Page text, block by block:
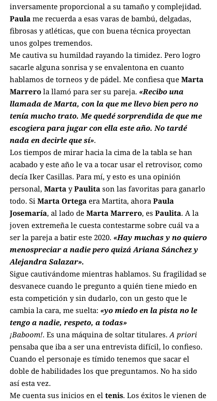
inversamente proporcional a su tamaño y complejidad.
Paula me recuerda a esas varas de bambú, delgadas,
fibrosas y atléticas, que con buena técnica proyectan
unos golpes tremendos.
Me cautiva su humildad rayando la timidez. Pero logro
sacarle alguna sonrisa y se envalentona en cuanto
hablamos de torneos y de pádel. Me confiesa que Marta
Marrero la llamó para ser su pareja. «Recibo una
llamada de Marta, con la que me llevo bien pero no
tenía mucho trato. Me quedé sorprendida de que me
escogiera para jugar con ella este año. No tardé
nada en decirle que sí».
Los tiempos de mirar hacia la cima de la tabla se han
acabado y este año le va a tocar usar el retrovisor, como
decía Iker Casillas. Para mí, y esto es una opinión
personal, Marta yPaulita son las favoritas para ganarlo
todo. Si Marta Ortega era Martita, ahora Paula
Josemaría, al lado de Marta Marrero, es Paulita. A la
joven extremeña le cuesta contestarme sobre cuál va a
ser la pareja a batir este 2020. «Hay muchas y no quiero
menospreciar a nadie pero quizá Ariana Sánchez y
Alejandra Salazar».
Sigue cautivándome mientras hablamos. Su fragilidad se
desvanece cuando le pregunto a quién tiene miedo en
esta competición y sin dudarlo, con un gesto que le
cambia la cara, me suelta: «yo miedo en la pista no le
tengo a nadie, respeto, a todas»
¡Baboom!. Es una máquina de soltar titulares.A priori
pensaba que iba a ser una entrevista difícil, lo confieso.
Cuando el personaje es tímido tenemos que sacar el
doble de habilidades los que preguntamos. No ha sido
así esta vez.
Me cuenta sus inicios en el tenis. Los éxitos le vienen de